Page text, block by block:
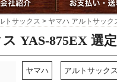
トサックス > ヤマハ アルトサック
YAS-875EX 選
ヤマハ アルトサック